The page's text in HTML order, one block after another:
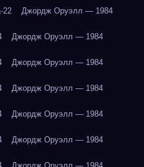
22 Джордж Оруэлл — 1984
Джордж Оруэлл — 1984
Джордж Оруэлл — 1984
Джордж Оруэлл — 1984
Джордж Оруэлл — 1984
Джордж Оруэлл — 1984